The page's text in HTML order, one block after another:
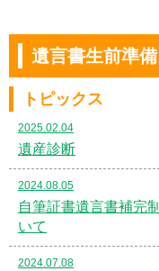
遺言書生前準
トピックス
2025.02.04
遺産診断
2024.08.05
自筆証書遺言書補完
いて
2024.07.08